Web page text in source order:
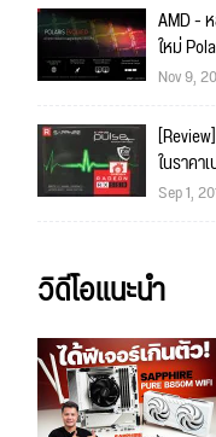
AMD -
ใหม่
Nov 9,
ในราคา
Sep 1,
วิดีโอแนะนำ